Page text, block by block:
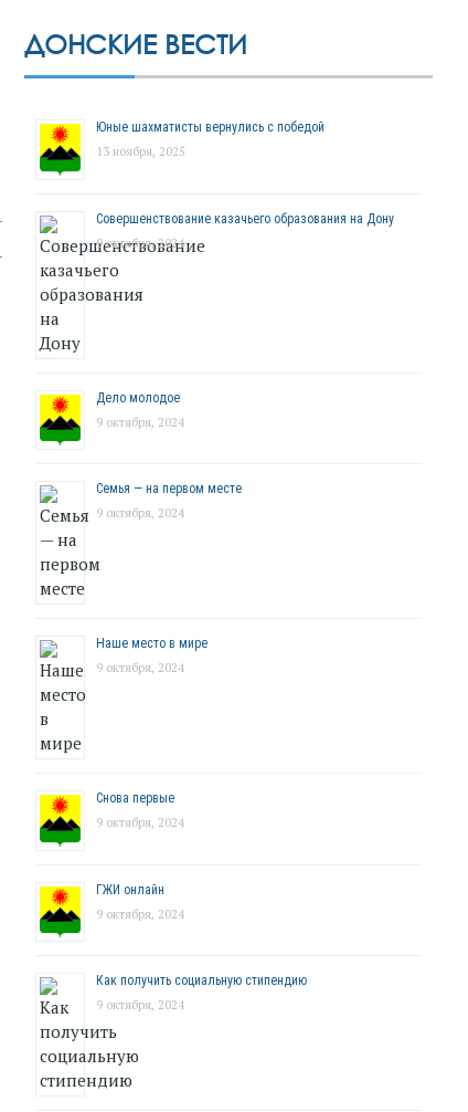
ДОНСКИЕ ВЕСТИ
Юные шахматисты вернулись с победой
13 ноября, 2025
Совершенствование казачьего образования на Дону
9 октября, 2024
Дело молодое
9 октября, 2024
Семья — на первом месте
9 октября, 2024
Наше место в мире
9 октября, 2024
Снова первые
9 октября, 2024
ГЖИ онлайн
9 октября, 2024
Как получить социальную стипендию
9 октября, 2024